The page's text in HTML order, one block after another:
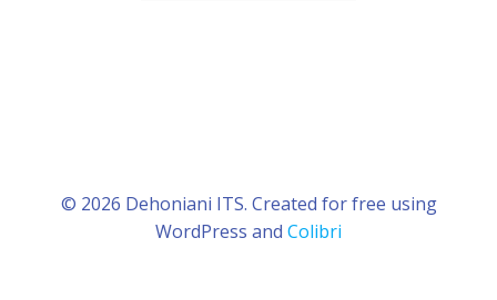
© 2026 Dehoniani ITS. Created for free using
WordPress and Colibri